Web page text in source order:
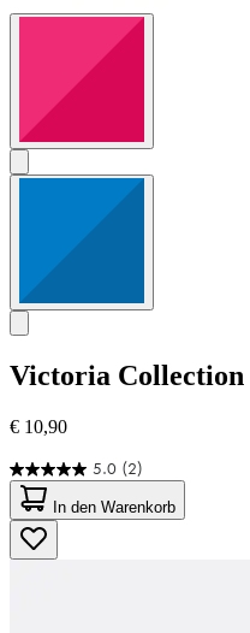
Victoria Collection
€ 10,90
5.0 (2)
5.0
von
5
Sternen.
2
In den Warenkorb